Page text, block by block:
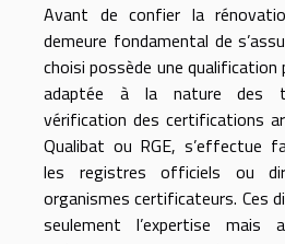
Avant de confier la
demeure fondamental de
choisi possède une
adaptée à la nature des
vérification des certifications
Qualibat ou RGE, s’effectue
les registres officiels ou
organismes certificateurs. Ces
seulement l’expertise mais